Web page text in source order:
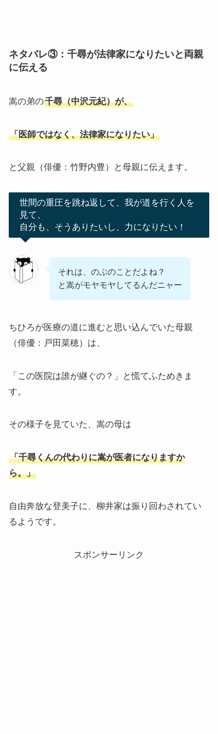
ネタバレ③：千尋が法律家になりたいと両親
に伝える
嵩の弟の千尋（中沢元紀）が、
「医師ではなく、法律家になりたい」
と父親（俳優：竹野内豊）と母親に伝えます。
世間の重圧を跳ね返して、我が道を行く人を
見て、
自分も、そうありたいし、力になりたい！
それは、のぶのことだよね？
と嵩がモヤモヤしてるんだニャー
ちひろが医療の道に進むと思い込んでいた母親
（俳優：戸田菜穂）は、
「この医院は誰が継ぐの？」と慌てふためきま
す。
その様子を見ていた、嵩の母は
「千尋くんの代わりに嵩が医者になりますか
ら。」
自由奔放な登美子に、柳井家は振り回わされてい
るようです。
スポンサーリンク